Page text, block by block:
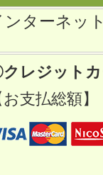
ンターネッ
クレジット
お支払総額